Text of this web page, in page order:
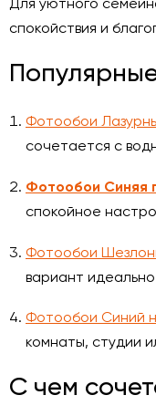
Для уютного
спокойствия и
Фотообои
сочетается с
Фотообои Синяя
спокойное
Фотообои
вариант
Фотообои Синий
комнаты, студии
С чем